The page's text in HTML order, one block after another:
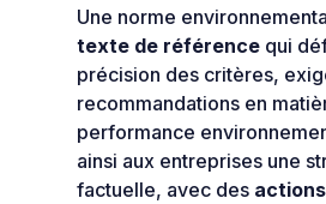
Une norme
texte de référence qui
précision des critères,
recommandations en
performance
ainsi aux entreprises une
factuelle, avec des